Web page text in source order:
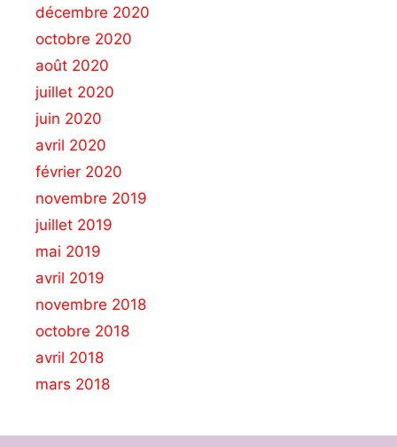
décembre 2020
octobre 2020
août 2020
juillet 2020
juin 2020
avril 2020
février 2020
novembre 2019
juillet 2019
mai 2019
avril 2019
novembre 2018
octobre 2018
avril 2018
mars 2018